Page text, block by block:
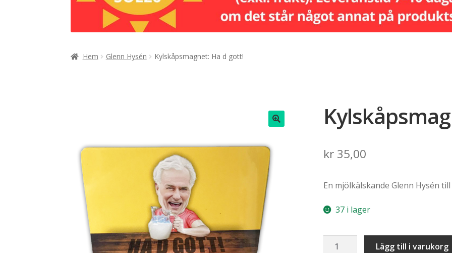
Hem Glenn Hysén Kylskåpsmagnet: Ha d gott!
kr35,00
En mjölkälskande Glenn Hysén
37 i lager
Kylskåpsmagnet:Lägg till i varukorg